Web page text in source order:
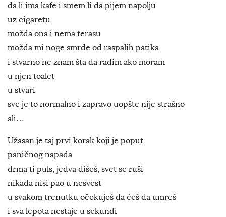
da li ima kafe i smem li da pijem napolju
uz cigaretu
možda ona i nema terasu
možda mi noge smrde od raspalih patika
i stvarno ne znam šta da radim ako moram
u njen toalet
u stvari
sve je to normalno i zapravo uopšte nije strašno
ali…
Užasan je taj prvi korak koji je poput
paničnog napada
drma ti puls, jedva dišeš, svet se ruši
nikada nisi pao u nesvest
u svakom trenutku očekuješ da ćeš da umreš
i sva lepota nestaje u sekundi